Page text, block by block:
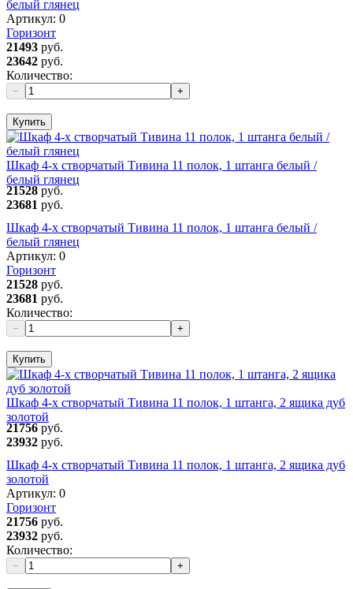
белый глянец
Артикул: 0
Горизонт
21493 руб.
23642 руб.
Количество:
− +
Купить
Шкаф 4-х створчатый Тивина 11 полок, 1 штанга белый /
белый глянец
21528 руб.
23681 руб.
Шкаф 4-х створчатый Тивина 11 полок, 1 штанга белый /
белый глянец
Артикул: 0
Горизонт
21528 руб.
23681 руб.
Количество:
− +
Купить
Шкаф 4-х створчатый Тивина 11 полок, 1 штанга, 2 ящика дуб
золотой
21756 руб.
23932 руб.
Шкаф 4-х створчатый Тивина 11 полок, 1 штанга, 2 ящика дуб
золотой
Артикул: 0
Горизонт
21756 руб.
23932 руб.
Количество:
− +